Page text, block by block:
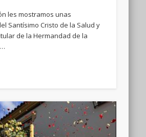
les mostramos unas
Santísimo Cristo de la Salud y
de la Hermandad de la